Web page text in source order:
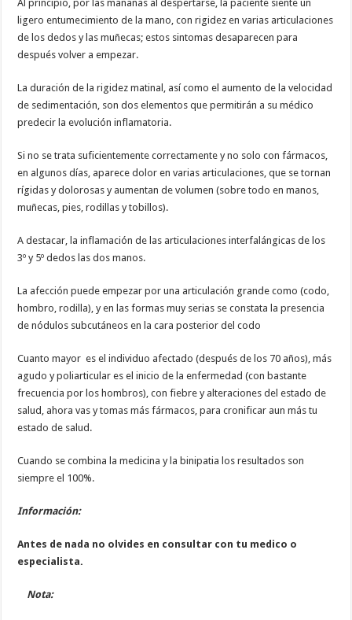
Al principio, por las mañanas al despertarse, la paciente siente un
ligero entumecimiento de la mano, con rigidez en varias articulaciones
de los dedos y las muñecas; estos sintomas desaparecen para
después volver a empezar.
La duración de la rigidez matinal, así como el aumento de la velocidad
de sedimentación, son dos elementos que permitirán a su médico
predecir la evolución inflamatoria.
Si no se trata suficientemente correctamente y no solo con fármacos,
en algunos días, aparece dolor en varias articulaciones, que se tornan
rígidas y dolorosas y aumentan de volumen (sobre todo en manos,
muñecas, pies, rodillas y tobillos).
A destacar, la inflamación de las articulaciones interfalángicas de los
3º y 5º dedos las dos manos.
La afección puede empezar por una articulación grande como (codo,
hombro, rodilla), y en las formas muy serias se constata la presencia
de nódulos subcutáneos en la cara posterior del codo
Cuanto mayor es el individuo afectado (después de los 70 años), más
agudo y poliarticular es el inicio de la enfermedad (con bastante
frecuencia por los hombros), con fiebre y alteraciones del estado de
salud, ahora vas y tomas más fármacos, para cronificar aun más tu
estado de salud.
Cuando se combina la medicina y la binipatia los resultados son
siempre el 100%.
Información:
Antes de nada no olvides en consultar con tu medico o
especialista.
Nota: